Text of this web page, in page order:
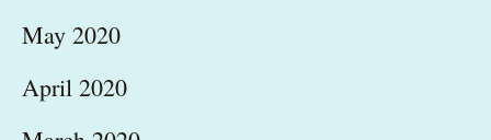
May 2020
April 2020